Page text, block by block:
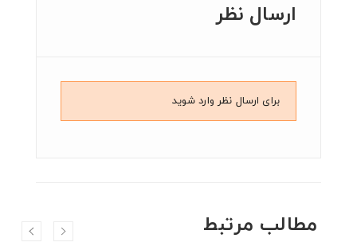
ارسال نظر
برای ارسال نظر وارد شوید
مطالب مرتبط